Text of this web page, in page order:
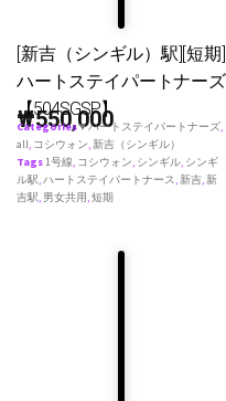
[新吉（シンギル）駅][短期]
ハートステイパートナーズ
【504SGSP】
₩550,000
Categories♥ ハートステイパートナーズ,
all, コシウォン,新吉（シンギル）
Tags1号線, コシウォン, シンギル, シンギ
ル駅,ハートステイパートナース,新吉,新
吉駅, 男女共用,短期